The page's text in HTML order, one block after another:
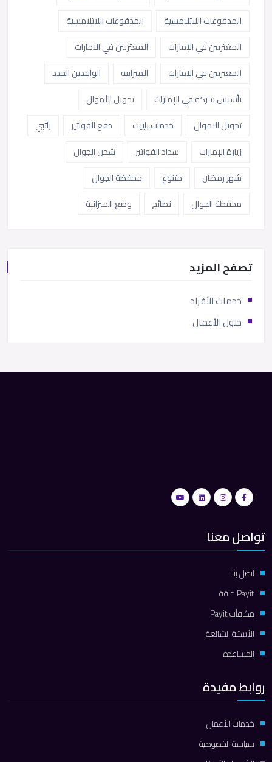
المدفوعات اللاتلامسية
المدفوعات اللاتلامسية
المغتربين في الإمارات
المغتربين في الامارات
المغتربين في الامارات
الميزانية
الوافدين الجدد
تأسيس شركة في الإمارات
تحويل الأموال
تحويل الاموال
خدمات باييت دفع الفواتير
راتبي
زيارة الإمارات
سداد الفواتير
شحن الجوال
شهر رمضان
متنوع
محفظة الجوال
محفظة الجوال
نصائح وضع الميزانية
تصفح المزيد
خدمات الأفراد
حلول الأعمال
تواصل معنا
اتصل بنا
Payit حلقة
مكافآت Payit
الأسئلة الشائعة
المساعدة
روابط مفيدة
خدمات الأعمال
سياسة الخصوصية